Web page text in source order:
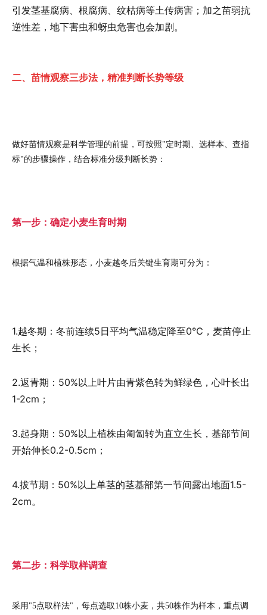
引发茎基腐病、根腐病、纹枯病等土传病害；加之苗弱抗
逆性差，地下害虫和蚜虫危害也会加剧。
二、苗情观察三步法，精准判断长势等级
做好苗情观察是科学管理的前提，可按照"定时期、选样本、查指
标"的步骤操作，结合标准分级判断长势：
第一步：确定小麦生育时期
根据气温和植株形态，小麦越冬后关键生育期可分为：
1.越冬期： 冬前连续5日平均气温稳定降至0℃，麦苗停止
生长；
2.返青期： 50%以上叶片由青紫色转为鲜绿色，心叶长出
1-2cm；
3.起身期： 50%以上植株由匍匐转为直立生长，基部节间
开始伸长0.2-0.5cm；
4.拔节期： 50%以上单茎的茎基部第一节间露出地面1.5-
2cm。
第二步：科学取样调查
采用"5点取样法"，每点选取10株小麦，共50株作为样本，重点调